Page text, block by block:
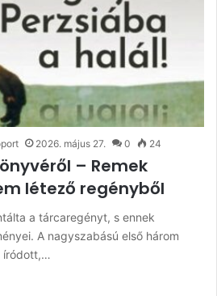
2026. május 27. 0 24
– Remek
létező regényből
a tárcaregényt, s ennek
A nagyszabású első három
íródott,…